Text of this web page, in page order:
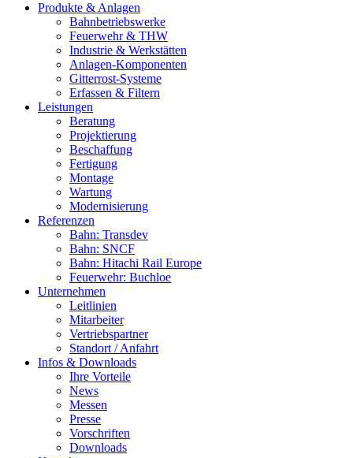
Produkte & Anlagen
Bahnbetriebswerke
Feuerwehr & THW
Industrie & Werkstätten
Anlagen-Komponenten
Gitterrost-Systeme
Erfassen & Filtern
Leistungen
Beratung
Projektierung
Beschaffung
Fertigung
Montage
Wartung
Modernisierung
Referenzen
Bahn: Transdev
Bahn: SNCF
Bahn: Hitachi Rail Europe
Feuerwehr: Buchloe
Unternehmen
Leitlinien
Mitarbeiter
Vertriebspartner
Standort / Anfahrt
Infos & Downloads
Ihre Vorteile
News
Messen
Presse
Vorschriften
Downloads